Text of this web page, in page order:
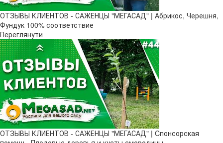
ОТЗЫВЫ КЛИЕНТОВ - САЖЕНЦЫ "МЕГАСАД" | Абрикос, Черешня,
Фундук 100% соответствие
Переглянути
ОТЗЫВЫ КЛИЕНТОВ - САЖЕНЦЫ "МЕГАСАД" | Cпонсорская